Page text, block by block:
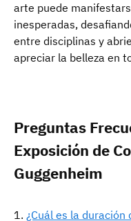
arte puede
inesperadas,
entre disciplinas y
apreciar la belleza en
Preguntas
Exposición de
Guggenheim
¿Cuál es la